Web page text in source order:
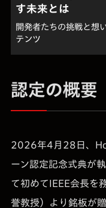
す未来とは
開発者たちの挑戦と想
テンツ
認定の概要
2026年4月28日、
ーン認定記念式典が
て初めてIEEE会長を
誉教授）より銘板が